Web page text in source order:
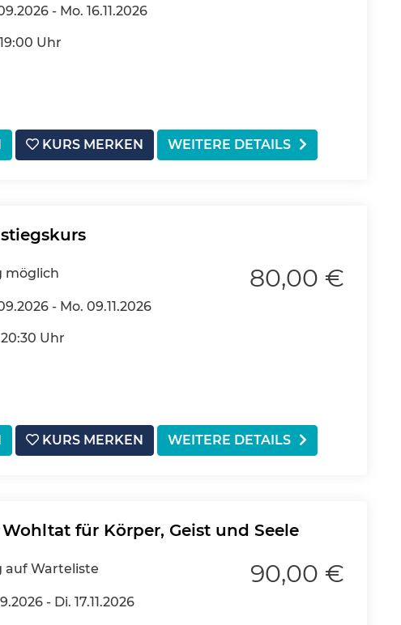
- Mo. 16.11.2026
Uhr
KURS MERKEN WEITERE DETAILS
möglich
- Mo. 09.11.2026
Uhr
80,00 €
KURS MERKEN WEITERE DETAILS
für Körper, Geist und Seele
auf Warteliste
- Di. 17.11.2026
90,00 €